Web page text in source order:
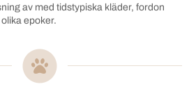
av med tidstypiska kläder, fordon
epoker.